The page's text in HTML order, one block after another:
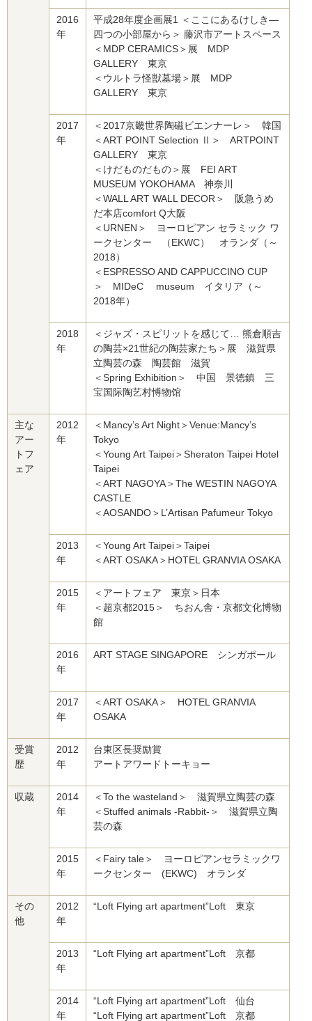
2016
年
平成28年度企画展1 ＜ここにあるけしき―
四つの小部屋から＞ 藤沢市アートスペース
＜MDP CERAMICS＞展 MDP
GALLERY 東京
＜ウルトラ怪獣墓場＞展 MDP
GALLERY 東京
2017
年
＜2017京畿世界陶磁ビエンナーレ＞ 韓国
＜ART POINT Selection Ⅱ＞ ARTPOINT
GALLERY 東京
＜けだものだもの＞展 FEI ART
MUSEUM YOKOHAMA 神奈川
＜WALL ART WALL DECOR＞ 阪急うめ
だ本店comfort Q大阪
＜URNEN＞ ヨーロピアン セラミック ワ
ークセンター （EKWC） オランダ（～
2018）
＜ESPRESSO AND CAPPUCCINO CUP
＞ MIDeC museum イタリア（～
2018年）
2018
年
＜ジャズ・スピリットを感じて… 熊倉順吉
の陶芸×21世紀の陶芸家たち＞展 滋賀県
立陶芸の森 陶芸館 滋賀
＜Spring Exhibition＞ 中国 景徳鎮 三
宝国际陶艺村愽物馆
主な
アー
トフ
ェア
2012
年
＜Mancy’s Art Night＞Venue:Mancy’s
Tokyo
＜Young Art Taipei＞Sheraton Taipei Hotel
Taipei
＜ART NAGOYA＞The WESTIN NAGOYA
CASTLE
＜AOSANDO＞L’Artisan Pafumeur Tokyo
2013
年
＜Young Art Taipei＞Taipei
＜ART OSAKA＞HOTEL GRANVIA OSAKA
2015
年
＜アートフェア 東京＞日本
＜超京都2015＞ ちおん舎・京都文化博物
館
2016
年
ART STAGE SINGAPORE シンガポール
2017
年
＜ART OSAKA＞ HOTEL GRANVIA
OSAKA
受賞
歴
2012
年
台東区長奨励賞
アートアワードトーキョー
収蔵
2014
年
＜To the wasteland＞ 滋賀県立陶芸の森
＜Stuffed animals -Rabbit-＞ 滋賀県立陶
芸の森
2015
年
＜Fairy tale＞ ヨーロピアンセラミックワ
ークセンター (EKWC) オランダ
その
他
2012
年
“Loft Flying art apartment”Loft 東京
2013
年
“Loft Flying art apartment”Loft 京都
2014
年
“Loft Flying art apartment”Loft 仙台
“Loft Flying art apartment”Loft 京都